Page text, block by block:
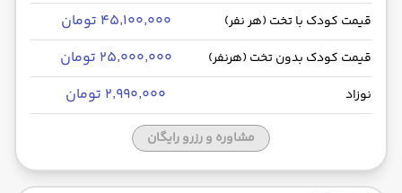
قیمت کودک با تخت (هر نفر) ۴۵٬۱۰۰٬۰۰۰ تومان
قیمت کودک بدون تخت (هرنفر) ۲۵٬۰۰۰٬۰۰۰ تومان
نوزاد ۲٬۹۹۰٬۰۰۰ تومان
مشاوره و رزرو رایگان